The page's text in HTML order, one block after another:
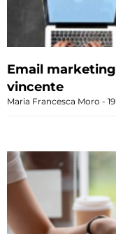
Email
vincente
Maria Francesca Moro